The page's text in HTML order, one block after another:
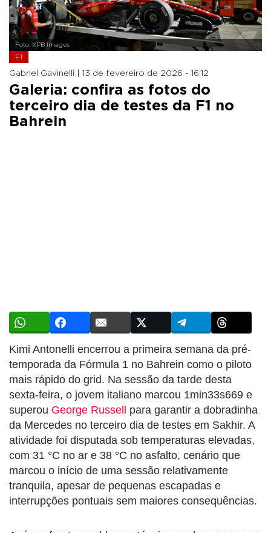
Foto: XPB Images
F1
Gabriel Gavinelli | 13 de fevereiro de 2026 - 16:12
Galeria: confira as fotos do
terceiro dia de testes da F1 no
Bahrein
Kimi Antonelli encerrou a primeira semana da pré-
temporada da Fórmula 1 no Bahrein como o piloto
mais rápido do grid. Na sessão da tarde desta
sexta-feira, o jovem italiano marcou 1min33s669 e
superou George Russell para garantir a dobradinha
da Mercedes no terceiro dia de testes em Sakhir. A
atividade foi disputada sob temperaturas elevadas,
com 31 °C no ar e 38 °C no asfalto, cenário que
marcou o início de uma sessão relativamente
tranquila, apesar de pequenas escapadas e
interrupções pontuais sem maiores consequências.